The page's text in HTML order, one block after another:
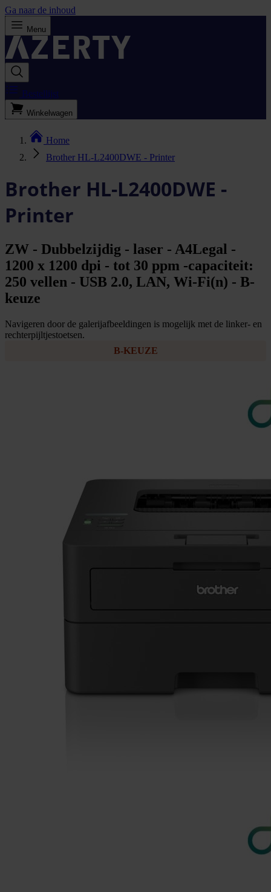
Ga naar de inhoud
Menu
Bestellijst
Winkelwagen
Home
Brother HL-L2400DWE - Printer
Brother HL-L2400DWE -
Printer
ZW - Dubbelzijdig - laser - A4Legal -
1200 x 1200 dpi - tot 30 ppm -capaciteit:
250 vellen - USB 2.0, LAN, Wi-Fi(n) - B-
keuze
Navigeren door de galerijafbeeldingen is mogelijk met de linker- en
rechterpijltjestoetsen.
B-KEUZE